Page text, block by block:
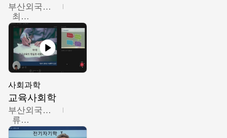
부산외국어대학교
최진오
사회과학
교육사회학
부산외국어대학교
류영철